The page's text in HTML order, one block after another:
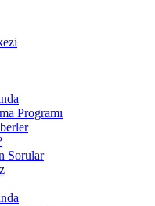
Programı
Sorular